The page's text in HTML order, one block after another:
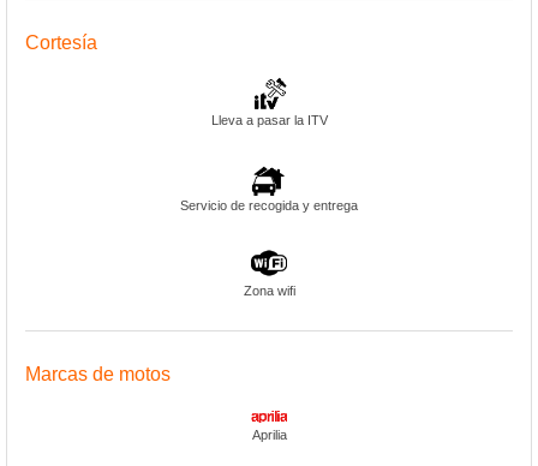
Cortesía
Lleva a pasar la ITV
Servicio de recogida y entrega
Zona wifi
Marcas de motos
Aprilia